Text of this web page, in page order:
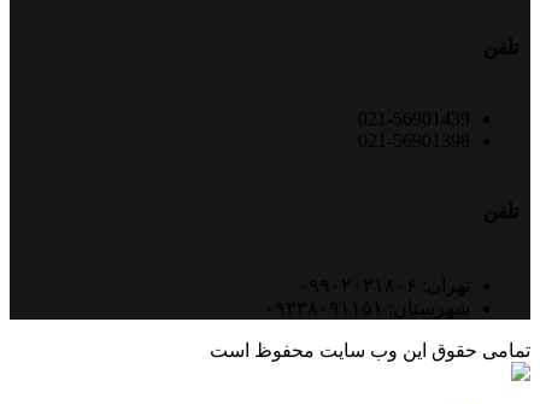
تمامی حقوق این وب سایت محفوظ است